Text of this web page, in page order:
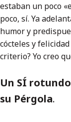
estaban un poco
poco, sí. Ya
humor y
cócteles y
criterio? Yo creo
Un SÍ
su Pérgola.